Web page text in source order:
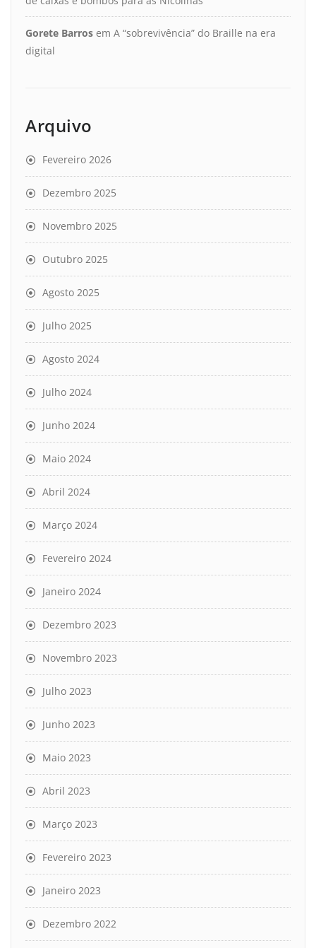
Gorete Barros em A “sobrevivência” do Braille na era
digital
Arquivo
Fevereiro 2026
Dezembro 2025
Novembro 2025
Outubro 2025
Agosto 2025
Julho 2025
Agosto 2024
Julho 2024
Junho 2024
Maio 2024
Abril 2024
Março 2024
Fevereiro 2024
Janeiro 2024
Dezembro 2023
Novembro 2023
Julho 2023
Junho 2023
Maio 2023
Abril 2023
Março 2023
Fevereiro 2023
Janeiro 2023
Dezembro 2022